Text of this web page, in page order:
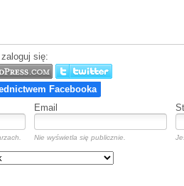
się:
Email
Nie wyświetla się publicznie.